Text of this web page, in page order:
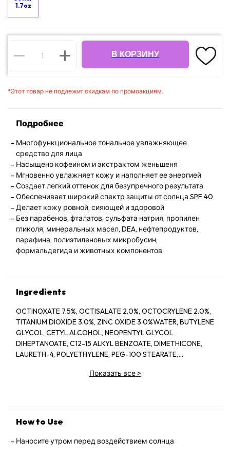
1.7oz
В КОРЗИНУ
*Этот товар не подлежит скидкам по промоакциям.
Подробнее
Многофункциональное тональное увлажняющее
средство для лица
Насыщено кофеином и экстрактом женьшеня
Мгновенно увлажняет кожу и наполняет ее энергией
Создает легкий оттенок для безупречного результата
Обеспечивает широкий спектр защиты от солнца SPF 40
Делает кожу ровной, сияющей и здоровой
Без парабенов, фталатов, сульфата натрия, пропилен
гликоля, минеральных масел, DEA, нефтепродуктов,
парафина, полиэтиленовых микробусин,
формальдегида и животных компонентов
Ingredients
OCTINOXATE 7.5%, OCTISALATE 2.0%, OCTOCRYLENE 2.0%,
TITANIUM DIOXIDE 3.0%, ZINC OXIDE 3.0%WATER, BUTYLENE
GLYCOL, CETYL ALCOHOL, NEOPENTYL GLYCOL
DIHEPTANOATE, C12-15 ALKYL BENZOATE, DIMETHICONE,
LAURETH-4, POLYETHYLENE, PEG-100 STEARATE,
OIL*, CITRUS GRANDIS (GRAPEFRUIT) PEEL OIL*, MENTHA
(GINSENG) ROOT EXTRACT, CITRUS AURANTIUM AMARA
(CHESTNUT) SEED EXTRACT, PSIDIUM GUAJAVA (GUAVA)
Показать все>
How to Use
Наносите утром перед воздействием солнца